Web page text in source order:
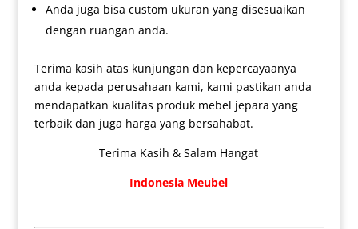
Anda juga bisa custom ukuran yang disesuaikan
dengan ruangan anda.
Terima kasih atas kunjungan dan kepercayaanya
anda kepada perusahaan kami, kami pastikan anda
mendapatkan kualitas produk mebel jepara yang
terbaik dan juga harga yang bersahabat.
Terima Kasih & Salam Hangat
Indonesia Meubel